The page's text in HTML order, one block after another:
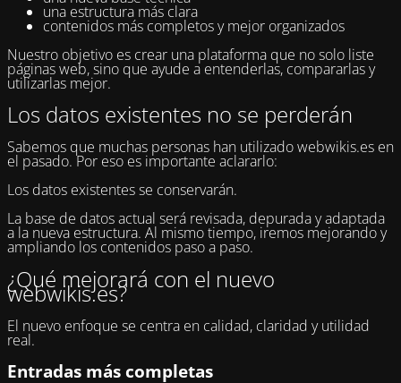
una estructura más clara
contenidos más completos y mejor organizados
Nuestro objetivo es crear una plataforma que no solo liste
páginas web, sino que ayude a entenderlas, compararlas y
utilizarlas mejor.
Los datos existentes no se perderán
Sabemos que muchas personas han utilizado webwikis.es en
el pasado. Por eso es importante aclararlo:
Los datos existentes se conservarán.
La base de datos actual será revisada, depurada y adaptada
a la nueva estructura. Al mismo tiempo, iremos mejorando y
ampliando los contenidos paso a paso.
¿Qué mejorará con el nuevo
webwikis.es?
El nuevo enfoque se centra en calidad, claridad y utilidad
real.
Entradas más completas